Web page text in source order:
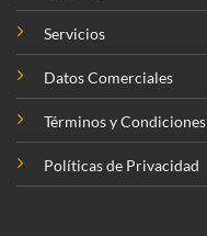
Servicios
Datos Comerciales
Términos y Condiciones
Políticas de Privacidad